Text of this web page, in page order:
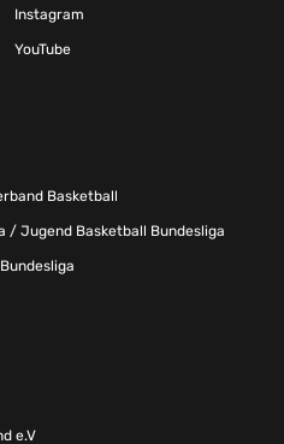
Instagram
YouTube
Basketball
/ Jugend Basketball Bundesliga
e.V